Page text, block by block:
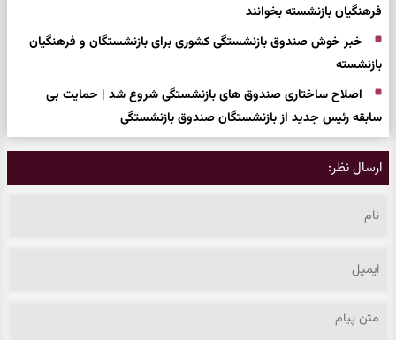
فرهنگیان بازنشسته بخوانند
خبر خوش صندوق بازنشستگی کشوری برای بازنشستگان و فرهنگیان
بازنشسته
اصلاح ساختاری صندوق های بازنشستگی شروع شد | حمایت بی
سابقه رئیس جدید از بازنشستگان صندوق بازنشستگی
ارسال نظر: